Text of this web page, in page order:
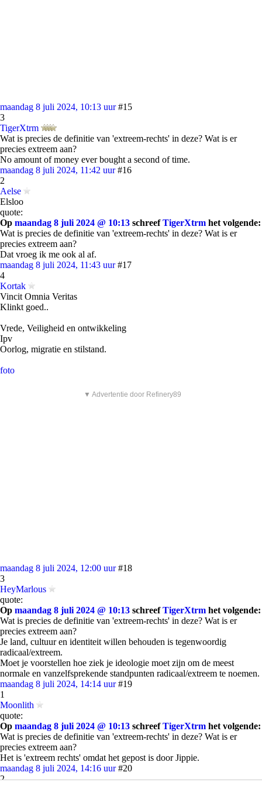
maandag 8 juli 2024, 10:13 uur #15
3
TigerXtrm
Wat is precies de definitie van 'extreem-rechts' in deze? Wat is er
precies extreem aan?
No amount of money ever bought a second of time.
maandag 8 juli 2024, 11:42 uur #16
2
Aelse
Elsloo
quote:
Op maandag 8 juli 2024 @ 10:13 schreefTigerXtrm het volgende:
Wat is precies de definitie van 'extreem-rechts' in deze? Wat is er
precies extreem aan?
Dat vroeg ik me ook al af.
maandag 8 juli 2024, 11:43 uur #17
4
Kortak
Vincit Omnia Veritas
Klinkt goed..
Vrede, Veiligheid en ontwikkeling
Ipv
Oorlog, migratie en stilstand.
foto
▼ Advertentie door Refinery89
maandag 8 juli 2024, 12:00 uur #18
3
HeyMarlous
quote:
Op maandag 8 juli 2024 @ 10:13 schreefTigerXtrm het volgende:
Wat is precies de definitie van 'extreem-rechts' in deze? Wat is er
precies extreem aan?
Je land, cultuur en identiteit willen behouden is tegenwoordig
radicaal/extreem.
Moet je voorstellen hoe ziek je ideologie moet zijn om de meest
normale en vanzelfsprekende standpunten radicaal/extreem te noemen.
maandag 8 juli 2024, 14:14 uur #19
1
Moonlith
quote:
Op maandag 8 juli 2024 @ 10:13 schreefTigerXtrm het volgende:
Wat is precies de definitie van 'extreem-rechts' in deze? Wat is er
precies extreem aan?
Het is 'extreem rechts' omdat het gepost is door Jippie.
maandag 8 juli 2024, 14:16 uur #20
2